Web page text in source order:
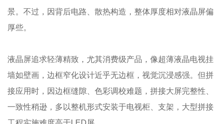
景。不过，因背后电路、散热构造，整体厚度相对液晶屏偏
厚些。
液晶屏追求轻薄精致，尤其消费级产品，像超薄液晶电视挂
墙如壁画，边框窄化设计近乎无边框，视觉沉浸感强。但拼
接应用时，因边框缝隙、色彩调校难题，拼接大屏完整性、
一致性稍逊，多以整机形式安装于电视柜、支架，大型拼接